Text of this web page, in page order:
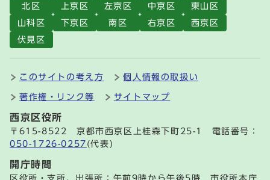
北区 上京区 左京区 中京区
東山区
山科区
下京区 南区 右京区
西京区
伏見区
このサイトの考え方 個人情報の取扱い
著作権・リンク等 サイトマップ
西京区役所
〒615-8522 京都市西京区上桂森下町25-1 電話番号：
050-1726-0257 (代表)
開庁時間
区役所・支所、出張所：午前9時から午後5時 市役所本庁